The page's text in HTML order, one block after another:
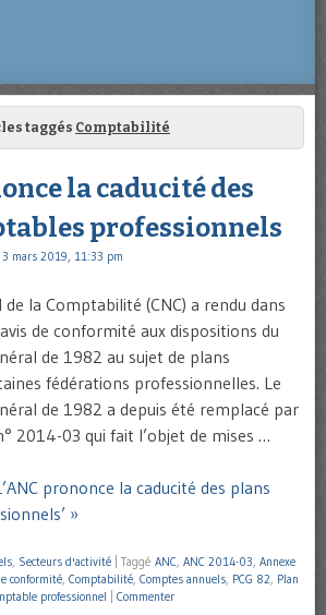
taggés Comptabilité
la caducité des
professionnels
3 mars 2019, 11:33 pm
la Comptabilité (CNC) a rendu dans
de conformité aux dispositions du
de 1982 au sujet de plans
fédérations professionnelles. Le
de 1982 a depuis été remplacé par
2014-03 qui fait l’objet de mises …
prononce la caducité des plans
»
, Secteurs d'activité Taggé ANC, ANC 2014-03, Annexe
conformité, Comptabilité, Comptes annuels, PCG 82, Plan
professionnel Commenter